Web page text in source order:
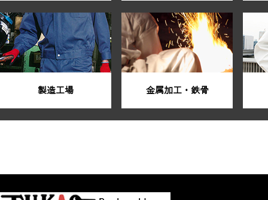
製造工場 金属加工・鉄骨